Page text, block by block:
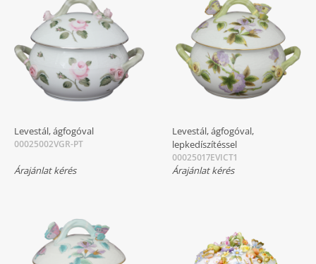
Levestál, ágfogóval
00025002VGR-PT
Árajánlat kérés
Levestál, ágfogóval,
lepkedíszítéssel
00025017EVICT1
Árajánlat kérés